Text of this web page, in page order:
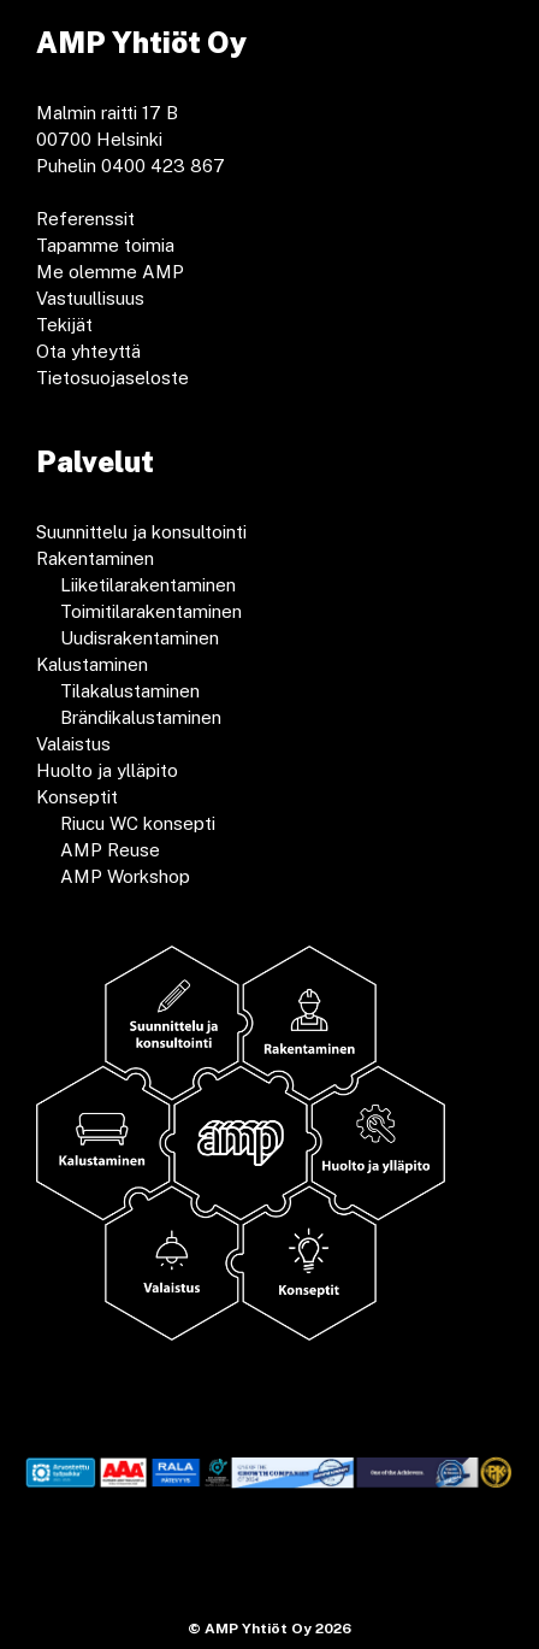
AMP Yhtiöt Oy
Malmin raitti 17 B
00700 Helsinki
Puhelin 0400 423 867
Referenssit
Tapamme toimia
Me olemme AMP
Vastuullisuus
Tekijät
Ota yhteyttä
Tietosuojaseloste
Palvelut
Suunnittelu ja konsultointi
Rakentaminen
Liiketilarakentaminen
Toimitilarakentaminen
Uudisrakentaminen
Kalustaminen
Tilakalustaminen
Brändikalustaminen
Valaistus
Huolto ja ylläpito
Konseptit
Riucu WC konsepti
AMP Reuse
AMP Workshop
© AMP Yhtiöt Oy 2026